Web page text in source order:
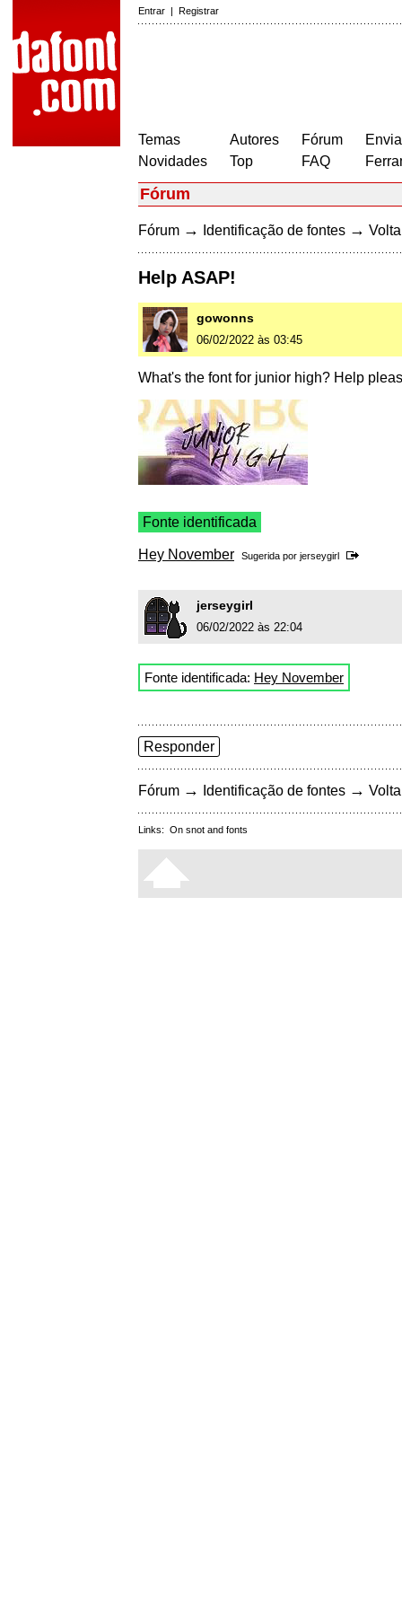
Entrar | Registrar
Temas
Novidades
Autores
Top
Fórum
FAQ
Fórum
Fórum → Identificação de fontes →
Help ASAP!
gowonns
06/02/2022 às 03:45
What's the font for junior high? Help
Fonte identificada
Hey November Sugerida por jerseygirl
jerseygirl
06/02/2022 às 22:04
Fonte identificada: Hey November
Responder
Fórum → Identificação de fontes →
Links: On snot and fonts